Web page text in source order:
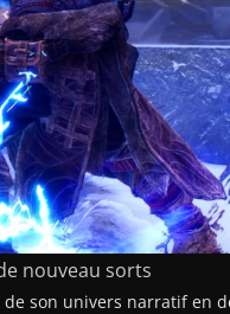
nouveau sorts
de son univers narratif en